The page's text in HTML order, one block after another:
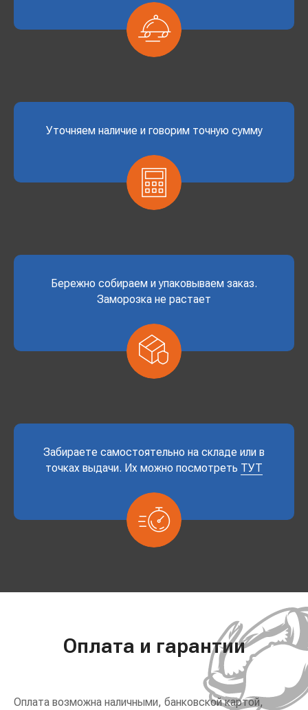
Уточняем наличие и говорим точную сумму
Бережно собираем и упаковываем заказ.
Заморозка не растает
Забираете самостоятельно на складе или в
точках выдачи. Их можно посмотреть ТУТ
Оплата и гарантии
Оплата возможна наличными, банковской картой,